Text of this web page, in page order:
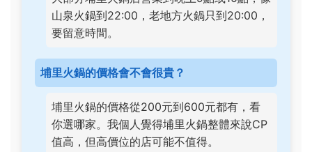
山泉火鍋到22:00，老地方火鍋只到20:00，
要留意時間。
埔里火鍋的價格會不會很貴？
埔里火鍋的價格從200元到600元都有，看
你選哪家。我個人覺得埔里火鍋整體來說CP
值高，但高價位的店可能不值得。